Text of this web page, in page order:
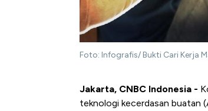
Foto: Infografis/ Bukti Cari Kerja
Jakarta, CNBC Indonesia -
teknologi kecerdasan buatan